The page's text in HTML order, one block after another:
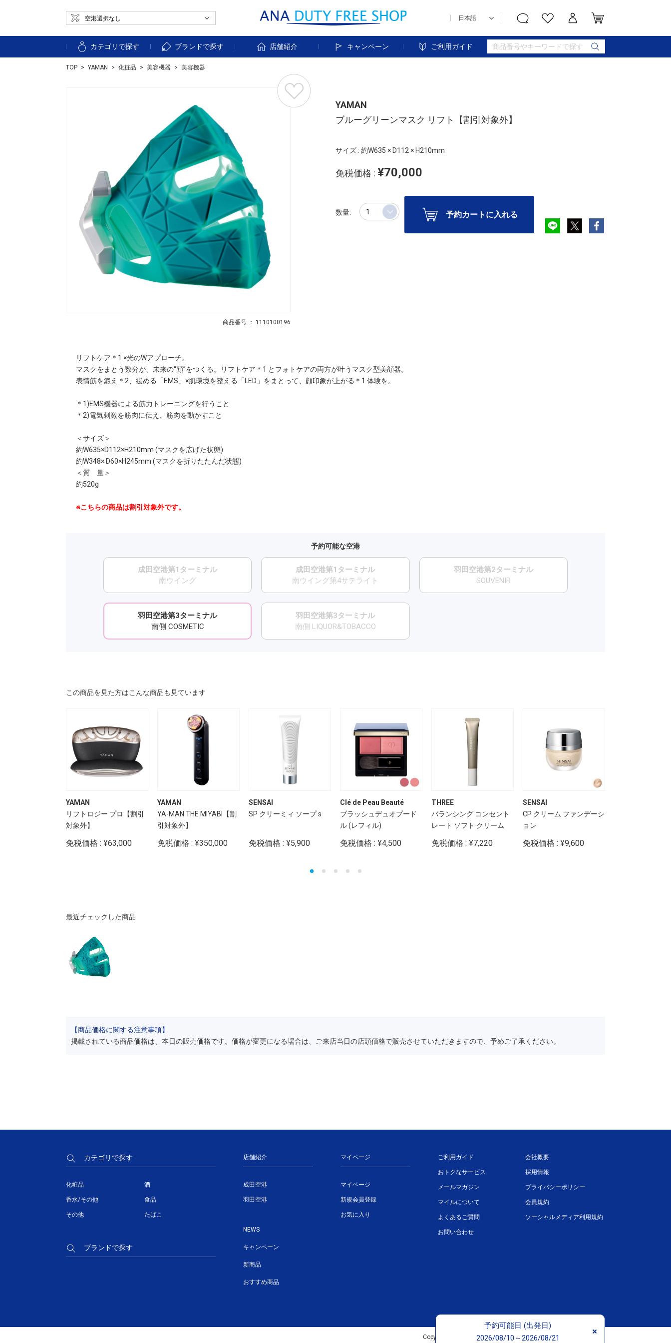
カテゴリで探す ブランドで探す 店舗紹介 キャンペーン ご利用ガイド
TOP YAMAN 化粧品 美容機器 美容機器
商品番号 ： 1110100196
YAMAN
ブルーグリーンマスク リフト【割引対象外】
サイズ : 約W635 × D112 × H210mm
免税価格 : ¥70,000
数量: 予約カートに入れる
リフトケア＊1 ×光のWアプローチ。
マスクをまとう数分が、未来の“顔”をつくる。リフトケア＊1 とフォトケアの両方が叶うマスク型美顔器。
表情筋を鍛え＊2、緩める「EMS」×肌環境を整える「LED」をまとって、顔印象が上がる＊1 体験を。
＊1)EMS機器による筋力トレーニングを行うこと
＊2)電気刺激を筋肉に伝え、筋肉を動かすこと
＜サイズ＞
約W635×D112×H210mm (マスクを広げた状態)
約W348× D60×H245mm (マスクを折りたたんだ状態)
＜質 量＞
約520g
※こちらの商品は割引対象外です。
予約可能な空港
成田空港第1ターミナル
南ウイング
成田空港第1ターミナル
南ウイング第4サテライト
羽田空港第2ターミナル
SOUVENIR
羽田空港第3ターミナル
南側 COSMETIC
羽田空港第3ターミナル
南側 LIQUOR&TOBACCO
この商品を見た方はこんな商品も見ています
YAMAN
リフトロジー プロ【割引
対象外】
免税価格 : ¥63,000
YAMAN
YA-MAN THE MIYABI【割
引対象外】
免税価格 : ¥350,000
SENSAI
SP クリーミィ ソープ s
免税価格 : ¥5,900
Clé de Peau Beauté
ブラッシュデュオプード
ル (レフィル)
免税価格 : ¥4,500
THREE
バランシング コンセント
レート ソフト クリーム
免税価格 : ¥7,220
SENSAI
CP クリーム ファンデーシ
ョン
免税価格 : ¥9,600
最近チェックした商品
【商品価格に関する注意事項】
掲載されている商品価格は、本日の販売価格です。価格が変更になる場合は、ご来店当日の店頭価格で販売させていただきますので、予めご了承ください。
予約可能日 (出発日)
2026/08/10～2026/08/21
カテゴリで探す
化粧品 酒
香水/その他 食品
その他 たばこ
ブランドで探す
店舗紹介
成田空港
羽田空港
NEWS
キャンペーン
新商品
おすすめ商品
マイページ
マイページ
新規会員登録
お気に入り
ご利用ガイド
おトクなサービス
メールマガジン
マイルについて
よくあるご質問
お問い合わせ
会社概要
採用情報
プライバシーポリシー
会員規約
ソーシャルメディア利用規約
Copyright © ANA TRADING DUTY FREE CO., LTD. All rights reserved.